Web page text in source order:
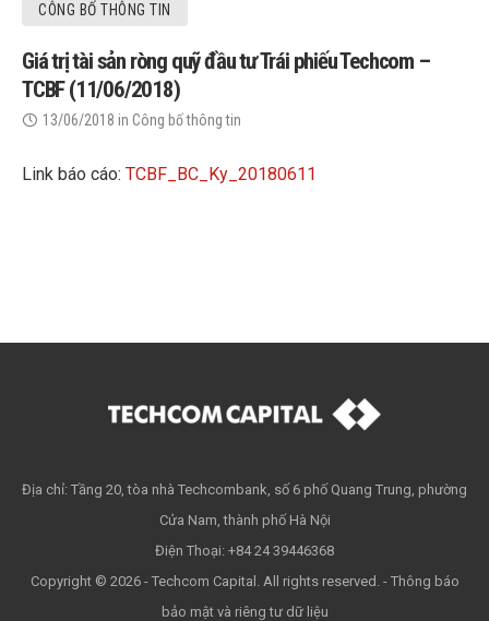
CÔNG BỐ THÔNG TIN
Giá trị tài sản ròng quỹ đầu tư Trái phiếu Techcom –
TCBF (11/06/2018)
13/06/2018 in Công bố thông tin
Link báo cáo: TCBF_BC_Ky_20180611
Địa chỉ: Tầng 20, tòa nhà Techcombank, số 6 phố Quang Trung, phường
Cửa Nam, thành phố Hà Nội
Điện Thoại: +84 24 39446368
Copyright © 2026 - Techcom Capital. All rights reserved. - Thông báo
bảo mật và riêng tư dữ liệu